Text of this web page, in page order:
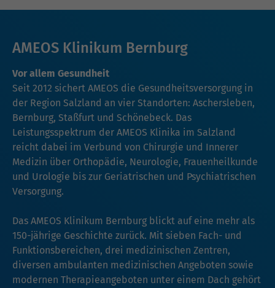
AMEOS Klinikum Bernburg
Vor allem Gesundheit
Seit 2012 sichert AMEOS die Gesundheitsversorgung in
der Region Salzland an vier Standorten: Aschersleben,
Bernburg, Staßfurt und Schönebeck. Das
Leistungsspektrum der AMEOS Klinika im Salzland
reicht dabei im Verbund von Chirurgie und Innerer
Medizin über Orthopädie, Neurologie, Frauenheilkunde
und Urologie bis zur Geriatrischen und Psychiatrischen
Versorgung.
Das AMEOS Klinikum Bernburg blickt auf eine mehr als
150-jährige Geschichte zurück. Mit sieben Fach- und
Funktionsbereichen, drei medizinischen Zentren,
diversen ambulanten medizinischen Angeboten sowie
modernen Therapieangeboten unter einem Dach gehört